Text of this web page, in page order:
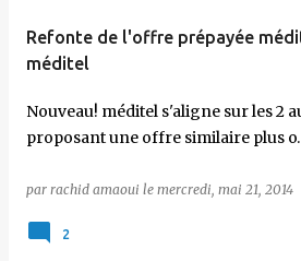
Refonte de l'offre prépayée
méditel
Nouveau! méditel s'aligne sur les 2
proposant une offre similaire plus
par rachid amaoui le mercredi, mai 21, 2014
2